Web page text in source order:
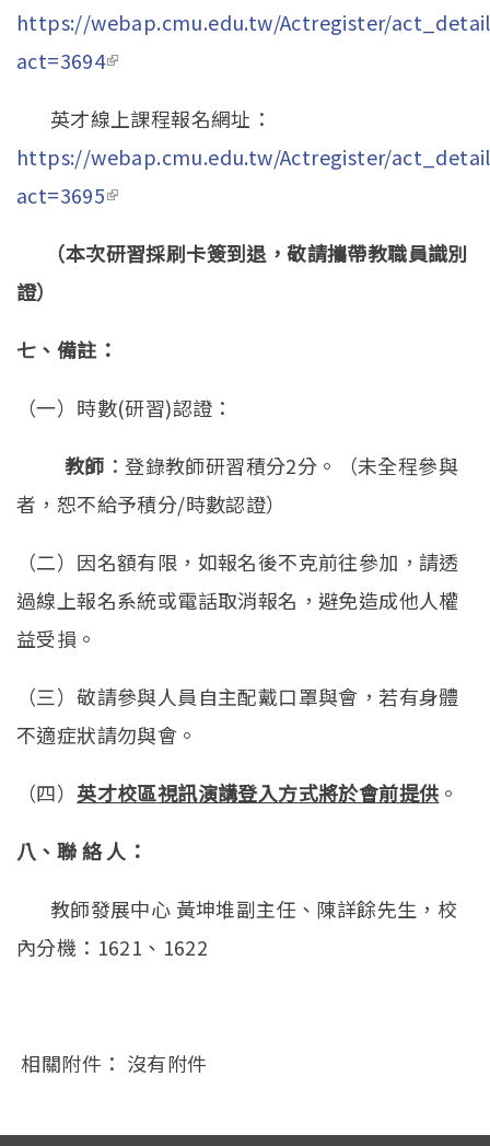
https://webap.cmu.edu.tw/Actregister/
act=3694(link is external)
英才線上課程報名網址：
https://webap.cmu.edu.tw/Actregister/
act=3695(link is external)
（本次研習採刷卡簽到退，敬請攜帶教職員識別
證）
七、備註：
（一）時數(研習)認證：
教師 ：登錄教師研習積分2分。（未全程參與
者，恕不給予積分/時數認證）
（二）因名額有限，如報名後不克前往參加，請透
過線上報名系統或電話取消報名，避免造成他人權
益受損。
（三）敬請參與人員自主配戴口罩與會，若有身體
不適症狀請勿與會。
（四） 英才校區視訊演講登入方式將於會前提供 。
八、聯絡 人：
教師發展中心 黃坤堆副主任、陳詳餘先生，校
內分機：1621、1622
相關附件： 沒有附件